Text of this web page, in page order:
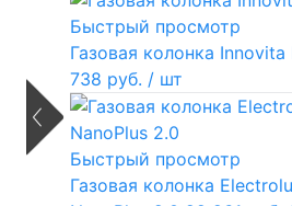
Быстрый просмотр
Газовая колонка Innovita
738 руб. / шт
Быстрый просмотр
Газовая колонка